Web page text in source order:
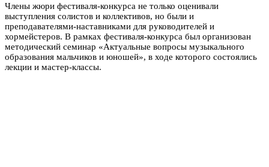
Члены жюри фестиваля-конкурса не только оценивали
выступления солистов и коллективов, но были и
преподавателями-наставниками для руководителей и
хормейстеров. В рамках фестиваля-конкурса был организован
методический семинар «Актуальные вопросы музыкального
образования мальчиков и юношей», в ходе которого состоялись
лекции и мастер-классы.